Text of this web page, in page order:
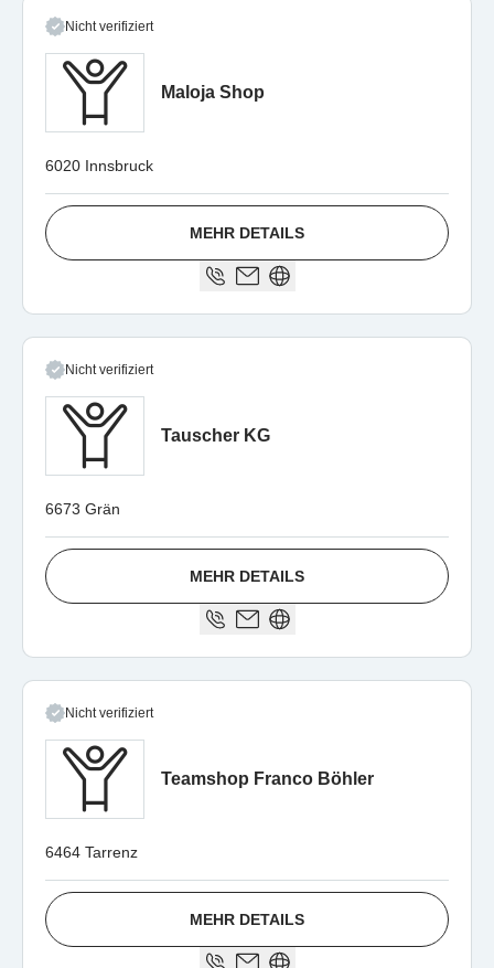
Nicht verifiziert
Maloja Shop
6020 Innsbruck
MEHR DETAILS
Nicht verifiziert
Tauscher KG
6673 Grän
MEHR DETAILS
Nicht verifiziert
Teamshop Franco Böhler
6464 Tarrenz
MEHR DETAILS